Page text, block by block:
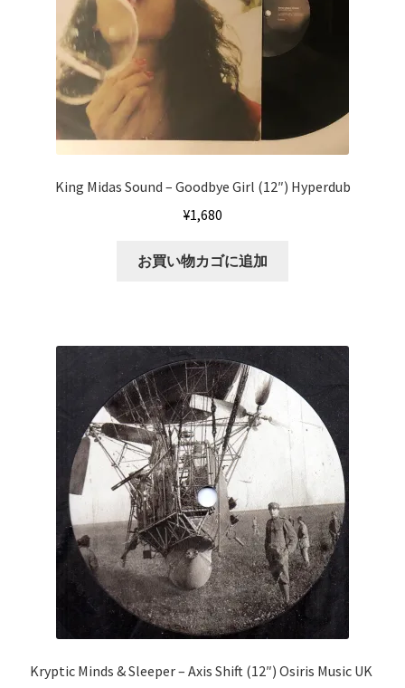
King Midas Sound ‎– Goodbye Girl (12″) Hyperdub
¥1,680
お買い物カゴに追加
Kryptic Minds & Sleeper – Axis Shift (12″) Osiris Music UK ‎